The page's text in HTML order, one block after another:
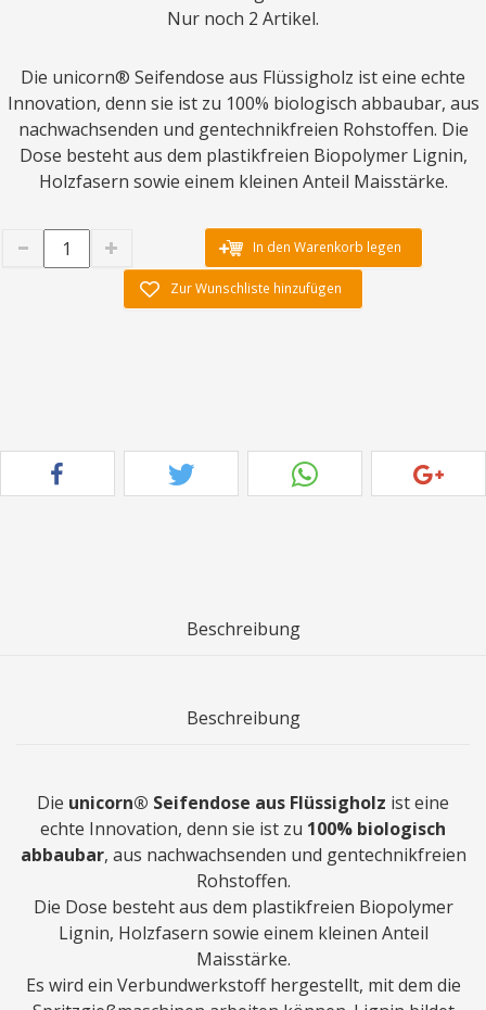
Nur noch 2 Artikel.
Die unicorn® Seifendose aus Flüssigholz ist eine echte
Innovation, denn sie ist zu 100% biologisch abbaubar, aus
nachwachsenden und gentechnikfreien Rohstoffen. Die
Dose besteht aus dem plastikfreien Biopolymer Lignin,
Holzfasern sowie einem kleinen Anteil Maisstärke.
In den Warenkorb legen
Zur Wunschliste hinzufügen
Beschreibung
Beschreibung
Die unicorn® Seifendose aus Flüssigholz ist eine
echte Innovation, denn sie ist zu 100% biologisch
abbaubar, aus nachwachsenden und gentechnikfreien
Rohstoffen.
Die Dose besteht aus dem plastikfreien Biopolymer
Lignin, Holzfasern sowie einem kleinen Anteil
Maisstärke.
Es wird ein Verbundwerkstoff hergestellt, mit dem die